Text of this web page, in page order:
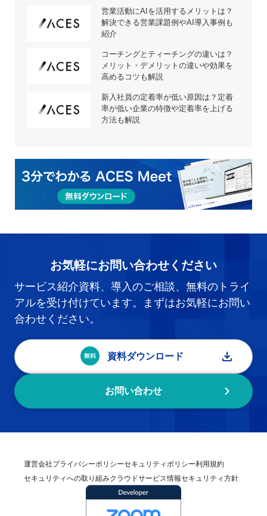
営業活動にAIを活用するメリットは？
解決できる営業課題例やAI導入事例も
紹介
コーチングとティーチングの違いは？
メリット・デメリットの違いや効果を
高めるコツも解説
新入社員の定着率が低い原因は？定着
率が低い企業の特徴や定着率を上げる
方法も解説
お気軽にお問い合わせください
サービス紹介資料、導入のご相談、無料のトライ
アルを受け付けています。まずはお気軽にお問い
合わせください。
資料ダウンロード
お問い合わせ
運営会社プライバシーポリシーセキュリティポリシー利用規約
セキュリティへの取り組みクラウドサービス情報セキュリティ方針